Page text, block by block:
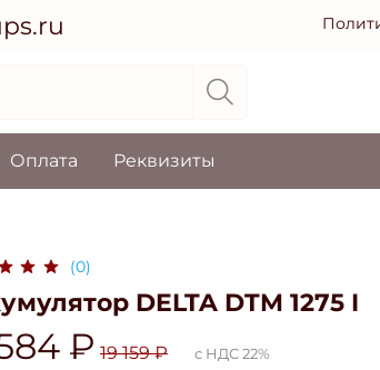
Оплата Реквизиты
(0)
DELTA DTM 1275 I
₽ 19 159 ₽
с НДС 22%